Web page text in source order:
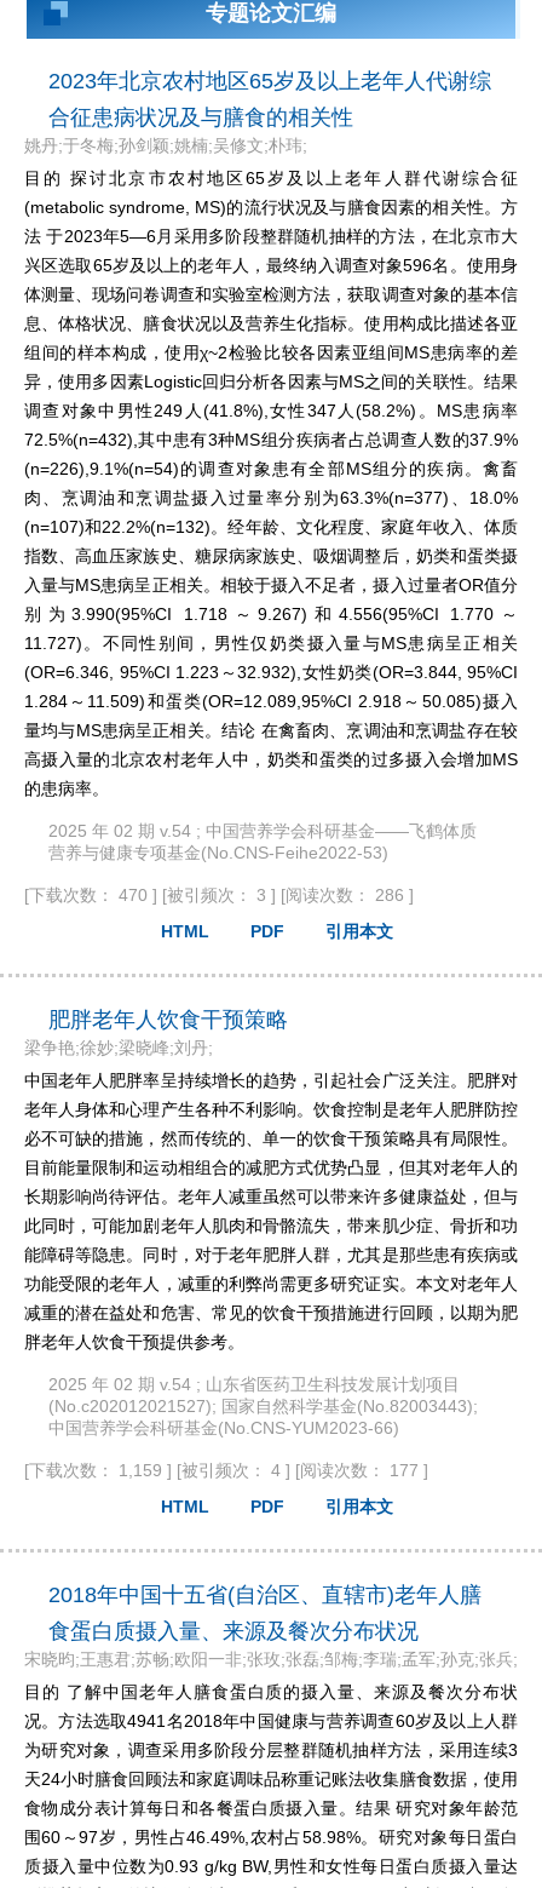
专题论文汇编
2023年北京农村地区65岁及以上老年人代谢综
合征患病状况及与膳食的相关性
姚丹;于冬梅;孙剑颖;姚楠;吴修文;朴玮;
目的 探讨北京市农村地区65岁及以上老年人群代谢综合征
(metabolic syndrome, MS)的流行状况及与膳食因素的相关性。方
法 于2023年5—6月采用多阶段整群随机抽样的方法，在北京市大
兴区选取65岁及以上的老年人，最终纳入调查对象596名。使用身
体测量、现场问卷调查和实验室检测方法，获取调查对象的基本信
息、体格状况、膳食状况以及营养生化指标。使用构成比描述各亚
组间的样本构成，使用χ~2检验比较各因素亚组间MS患病率的差
异，使用多因素Logistic回归分析各因素与MS之间的关联性。结果
调查对象中男性249人(41.8%),女性347人(58.2%)。MS患病率
72.5%(n=432),其中患有3种MS组分疾病者占总调查人数的37.9%
(n=226),9.1%(n=54)的调查对象患有全部MS组分的疾病。禽畜
肉、烹调油和烹调盐摄入过量率分别为63.3%(n=377)、18.0%
(n=107)和22.2%(n=132)。经年龄、文化程度、家庭年收入、体质
指数、高血压家族史、糖尿病家族史、吸烟调整后，奶类和蛋类摄
入量与MS患病呈正相关。相较于摄入不足者，摄入过量者OR值分
别为3.990(95%CI 1.718～9.267)和4.556(95%CI 1.770～
11.727)。不同性别间，男性仅奶类摄入量与MS患病呈正相关
(OR=6.346, 95%CI 1.223～32.932),女性奶类(OR=3.844, 95%CI
1.284～11.509)和蛋类(OR=12.089,95%CI 2.918～50.085)摄入
量均与MS患病呈正相关。结论 在禽畜肉、烹调油和烹调盐存在较
高摄入量的北京农村老年人中，奶类和蛋类的过多摄入会增加MS
的患病率。
2025 年 02 期 v.54 ; 中国营养学会科研基金——飞鹤体质
营养与健康专项基金(No.CNS-Feihe2022-53)
[下载次数： 470 ] [被引频次： 3 ] [阅读次数： 286 ]
HTML
PDF 引用本文
肥胖老年人饮食干预策略
梁争艳;徐妙;梁晓峰;刘丹;
中国老年人肥胖率呈持续增长的趋势，引起社会广泛关注。肥胖对
老年人身体和心理产生各种不利影响。饮食控制是老年人肥胖防控
必不可缺的措施，然而传统的、单一的饮食干预策略具有局限性。
目前能量限制和运动相组合的减肥方式优势凸显，但其对老年人的
长期影响尚待评估。老年人减重虽然可以带来许多健康益处，但与
此同时，可能加剧老年人肌肉和骨骼流失，带来肌少症、骨折和功
能障碍等隐患。同时，对于老年肥胖人群，尤其是那些患有疾病或
功能受限的老年人，减重的利弊尚需更多研究证实。本文对老年人
减重的潜在益处和危害、常见的饮食干预措施进行回顾，以期为肥
胖老年人饮食干预提供参考。
2025 年 02 期 v.54 ; 山东省医药卫生科技发展计划项目
(No.c202012021527); 国家自然科学基金(No.82003443);
中国营养学会科研基金(No.CNS-YUM2023-66)
[下载次数： 1,159 ] [被引频次： 4 ] [阅读次数： 177 ]
HTML
PDF 引用本文
2018年中国十五省(自治区、直辖市)老年人膳
食蛋白质摄入量、来源及餐次分布状况
宋晓昀;王惠君;苏畅;欧阳一非;张玫;张磊;邹梅;李瑞;孟军;孙克;张兵;
目的 了解中国老年人膳食蛋白质的摄入量、来源及餐次分布状
况。方法选取4941名2018年中国健康与营养调查60岁及以上人群
为研究对象，调查采用多阶段分层整群随机抽样方法，采用连续3
天24小时膳食回顾法和家庭调味品称重记账法收集膳食数据，使用
食物成分表计算每日和各餐蛋白质摄入量。结果 研究对象年龄范
围60～97岁，男性占46.49%,农村占58.98%。研究对象每日蛋白
质摄入量中位数为0.93 g/kg BW,男性和女性每日蛋白质摄入量达